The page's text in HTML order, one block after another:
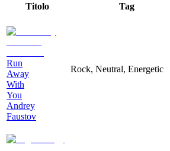
Titolo Tag
Run
Away
With
You
Andrey
Faustov
Rock, Neutral, Energetic